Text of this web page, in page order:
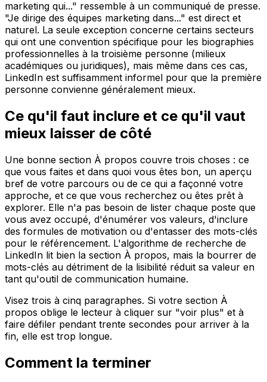
marketing qui..." ressemble à un communiqué de presse.
"Je dirige des équipes marketing dans..." est direct et
naturel. La seule exception concerne certains secteurs
qui ont une convention spécifique pour les biographies
professionnelles à la troisième personne (milieux
académiques ou juridiques), mais même dans ces cas,
LinkedIn est suffisamment informel pour que la première
personne convienne généralement mieux.
Ce qu'il faut inclure et ce qu'il vaut
mieux laisser de côté
Une bonne section À propos couvre trois choses : ce
que vous faites et dans quoi vous êtes bon, un aperçu
bref de votre parcours ou de ce qui a façonné votre
approche, et ce que vous recherchez ou êtes prêt à
explorer. Elle n'a pas besoin de lister chaque poste que
vous avez occupé, d'énumérer vos valeurs, d'inclure
des formules de motivation ou d'entasser des mots-clés
pour le référencement. L'algorithme de recherche de
LinkedIn lit bien la section À propos, mais la bourrer de
mots-clés au détriment de la lisibilité réduit sa valeur en
tant qu'outil de communication humaine.
Visez trois à cinq paragraphes. Si votre section À
propos oblige le lecteur à cliquer sur "voir plus" et à
faire défiler pendant trente secondes pour arriver à la
fin, elle est trop longue.
Comment la terminer